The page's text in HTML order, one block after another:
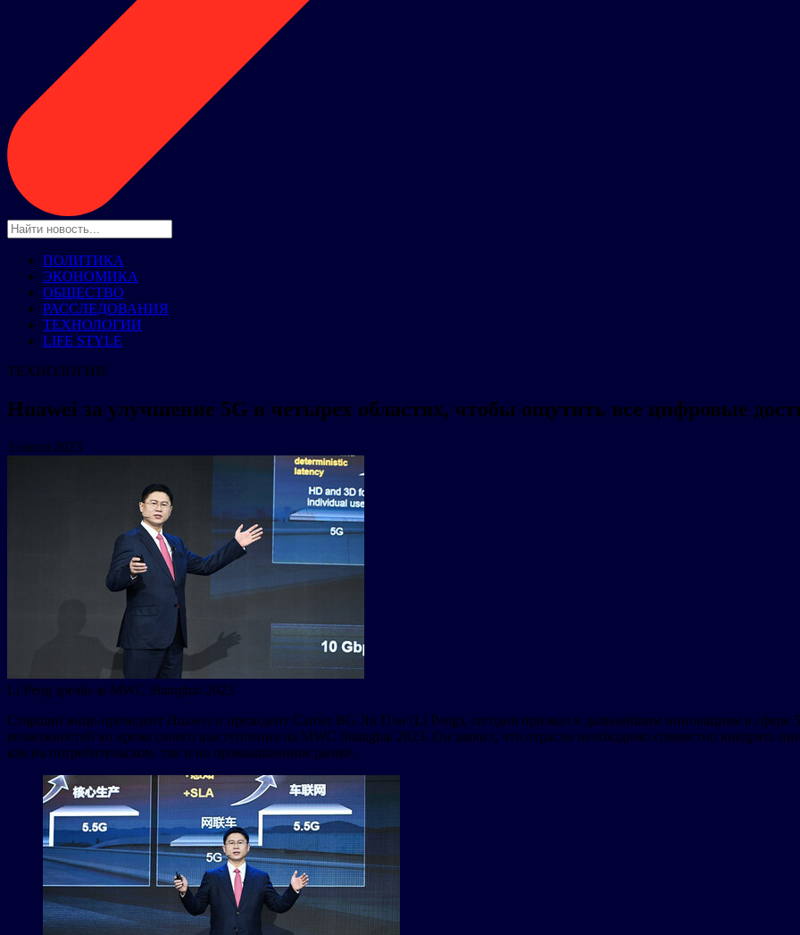
ПОЛИТИКА
ЭКОНОМИКА
ОБЩЕСТВО
РАССЛЕДОВАНИЯ
ТЕХНОЛОГИИ
LIFE STYLE
ТЕХНОЛОГИИ
Huawei за улучшение 5G в четырех областях, чтобы ощутить все цифровые
3 июля 2023
Li Peng speaks at MWC Shanghai 2023
Старший вице-президент Huawei и президент Carrier BG Ли Пэн (Li Peng), сегодня призвал к дальнейшим инновациям в сфере
возможностей во время своего выступления на MWC Shanghai 2023. Он заявил, что отрасли необходимо совместно внедрять
как на потребительском, так и на промышленном рынке.